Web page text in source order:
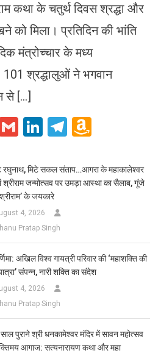
कथा के चतुर्थ दिवस श्रद्धा और
को मिला। प्रतिदिन की भांति
मंत्रोच्चार के मध्य
श्रद्धालुओं ने भगवान
से […]
GmailLinkedIn
Telegram
List
रघुनाथ, मिटे सकल संताप…आगरा के महाकालेश्वर
श्रीराम जन्मोत्सव पर उमड़ा आस्था का सैलाब, गूंजे
के जयकारे
4, 2026
Pratap Singh
अखिल विश्व गायत्री परिवार की ‘महाशक्ति की
संपन्न, नारी शक्ति का संदेश
4, 2026
Pratap Singh
पुराने श्री धनकामेश्वर मंदिर में सावन महोत्सव
आगाज: सत्यनारायण कथा और महा